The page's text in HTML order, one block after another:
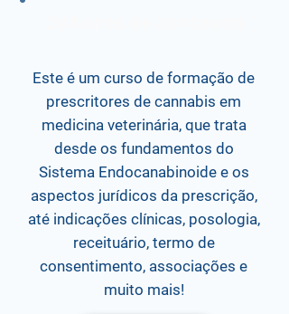
Este é um curso de formação de
prescritores de cannabis em
medicina veterinária, que trata
desde os fundamentos do
Sistema Endocanabinoide e os
aspectos jurídicos da prescrição,
até indicações clínicas, posologia,
receituário, termo de
consentimento, associações e
muito mais!